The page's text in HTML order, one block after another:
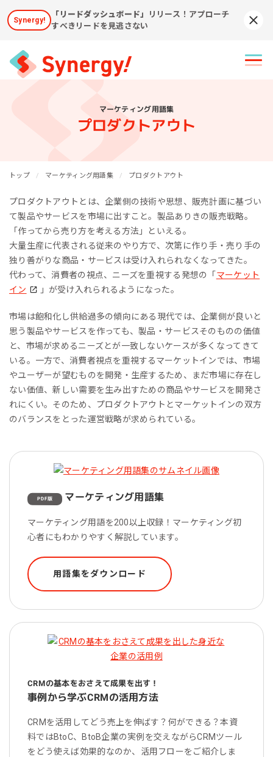
Synergy!
「リードダッシュボード」
リリース！アプローチ
すべきリードを見逃さない
マーケティング用語集
プロダクトアウト
トップ マーケティング用語集 プロダクトアウト
プロダクトアウトとは、企業側の技術や思想、販売計画に基づい
て製品やサービスを市場に出すこと。製品ありきの販売戦略。
「作ってから売り方を考える方法」といえる。
大量生産に代表される従来のやり方で、次第に作り手・売り手の
独り善がりな商品・サービスは受け入れられなくなってきた。
代わって、消費者の視点、ニーズを重視する発想の「 マーケット
イン
」が受け入れられるようになった。
市場は飽和化し供給過多の傾向にある現代では、企業側が良いと
思う製品やサービスを作っても、製品・サービスそのものの価値
と、市場が求めるニーズとが一致しないケースが多くなってきて
いる。一方で、消費者視点を重視するマーケットインでは、市場
やユーザーが望むものを開発・生産するため、まだ市場に存在し
ない価値、新しい需要を生み出すための商品やサービスを開発さ
れにくい。そのため、プロダクトアウトとマーケットインの双方
のバランスをとった運営戦略が求められている。
PDF版 マーケティング用語集
マーケティング用語を200以上収録！マーケティング初
心者にもわかりやすく解説しています。
用語集をダウンロード
CRMの基本をおさえて成果を出す！
事例から学ぶCRMの活用方法
CRMを活用してどう売上を伸ばす？何ができる？本資
料ではBtoC、BtoB企業の実例を交えながらCRMツール
をどう使えば効果的なのか、活用フローをご紹介しま